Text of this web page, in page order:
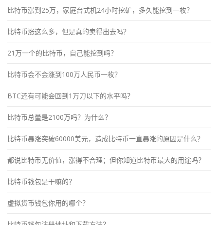
比特币涨到25万，家庭台式机24小时挖矿，多久能挖到一枚？
比特币涨这么多，但是真的卖得出去吗？
21万一个的比特币，自己能挖到吗？
比特币会不会涨到100万人民币一枚？
BTC还有可能会回到1万刀以下的水平吗？
比特币总量是2100万吗？为什么？
比特币暴涨突破60000美元，造成比特币一直暴涨的原因是什么？
都说比特币无价值，涨得不合理；但你知道比特币最大的用途吗？
比特币钱包是干嘛的？
虚拟货币钱包你用的哪个？